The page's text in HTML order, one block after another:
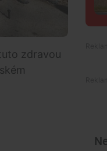
zdravou